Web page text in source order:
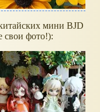
мини BJD
свои фото!):